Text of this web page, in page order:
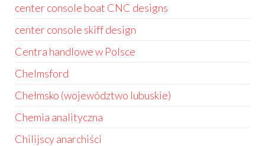
center console boat CNC designs
center console skiff design
Centra handlowe w Polsce
Chelmsford
Chełmsko (województwo lubuskie)
Chemia analityczna
Chilijscy anarchiści